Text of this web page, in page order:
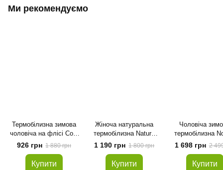
Ми рекомендуємо
Термобілизна зимова
чоловіча на флісі Cold
Avert чорна розмір S
926 грн 1 880 грн
Купити
Жіноча натуральна
термобілизна Nature
Protect розмір S
1 190 грн 1 800 грн
Купити
Чоловіча
термобілизна
print Honey comb
1 698 грн 2
Купити